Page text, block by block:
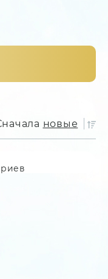
новые